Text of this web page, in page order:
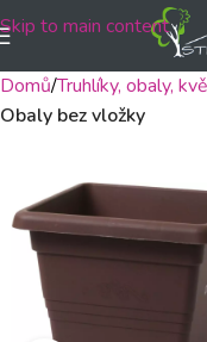
Skip to main content
Domů Truhlíky, obaly,
Obaly bez vložky